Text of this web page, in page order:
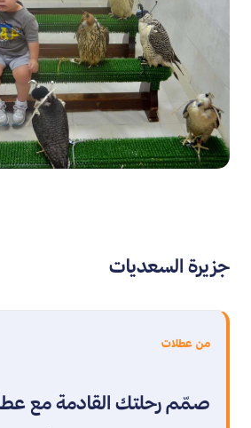
جزيرة السعديات
من عطلات
صمّم رحلتك القادمة مع